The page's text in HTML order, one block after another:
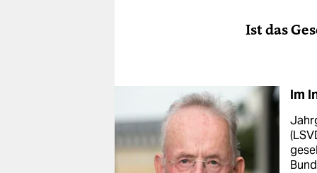
Ist das
Im